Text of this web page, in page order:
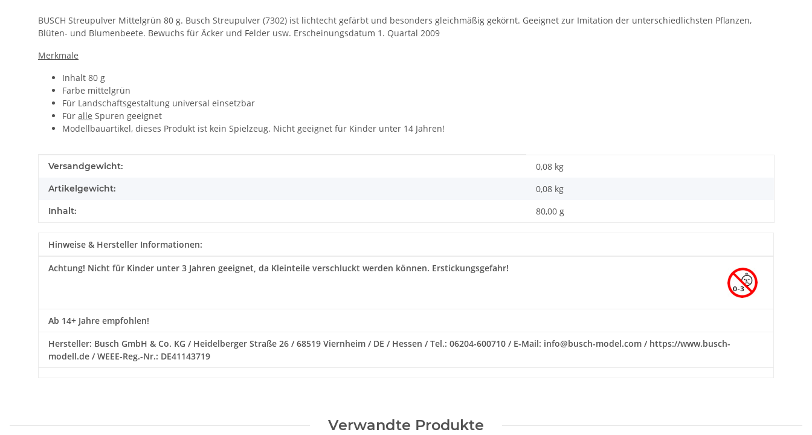
BUSCH Streupulver Mittelgrün 80 g. Busch Streupulver (7302) ist lichtecht gefärbt und besonders gleichmäßig gekörnt. Geeignet zur Imitation der unterschiedlichsten Pflanzen,
Blüten- und Blumenbeete. Bewuchs für Äcker und Felder usw. Erscheinungsdatum 1. Quartal 2009
Merkmale
Inhalt 80 g
Farbe mittelgrün
Für Landschaftsgestaltung universal einsetzbar
Für alle Spuren geeignet
Modellbauartikel, dieses Produkt ist kein Spielzeug. Nicht geeignet für Kinder unter 14 Jahren!
Produkteigenschaft
Wert
Versandgewicht: 0,08 kg
Artikelgewicht: 0,08 kg
Inhalt: 80,00 g
Hinweise & Hersteller Informationen:
Achtung! Nicht für Kinder unter 3 Jahren geeignet, da Kleinteile verschluckt werden können. Erstickungsgefahr!
Ab 14+ Jahre empfohlen!
Hersteller: Busch GmbH & Co. KG / Heidelberger Straße 26 / 68519 Viernheim / DE / Hessen / Tel.: 06204-600710 / E-Mail: info@busch-model.com / https://www.busch-
modell.de / WEEE-Reg.-Nr.: DE41143719
Verwandte Produkte